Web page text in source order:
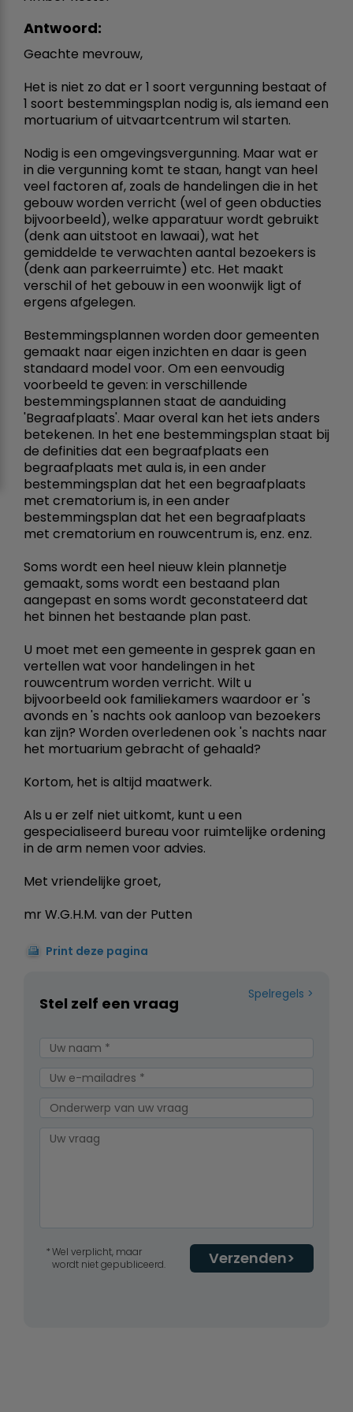
Antwoord:
Geachte mevrouw,
Het is niet zo dat er 1 soort vergunning bestaat of
1 soort bestemmingsplan nodig is, als iemand een
mortuarium of uitvaartcentrum wil starten.
Nodig is een omgevingsvergunning. Maar wat er
in die vergunning komt te staan, hangt van heel
veel factoren af, zoals de handelingen die in het
gebouw worden verricht (wel of geen obducties
bijvoorbeeld), welke apparatuur wordt gebruikt
(denk aan uitstoot en lawaai), wat het
gemiddelde te verwachten aantal bezoekers is
(denk aan parkeerruimte) etc. Het maakt
verschil of het gebouw in een woonwijk ligt of
ergens afgelegen.
Bestemmingsplannen worden door gemeenten
gemaakt naar eigen inzichten en daar is geen
standaard model voor. Om een eenvoudig
voorbeeld te geven: in verschillende
bestemmingsplannen staat de aanduiding
'Begraafplaats'. Maar overal kan het iets anders
betekenen. In het ene bestemmingsplan staat bij
de definities dat een begraafplaats een
begraafplaats met aula is, in een ander
bestemmingsplan dat het een begraafplaats
met crematorium is, in een ander
bestemmingsplan dat het een begraafplaats
met crematorium en rouwcentrum is, enz. enz.
Soms wordt een heel nieuw klein plannetje
gemaakt, soms wordt een bestaand plan
aangepast en soms wordt geconstateerd dat
het binnen het bestaande plan past.
U moet met een gemeente in gesprek gaan en
vertellen wat voor handelingen in het
rouwcentrum worden verricht. Wilt u
bijvoorbeeld ook familiekamers waardoor er 's
avonds en 's nachts ook aanloop van bezoekers
kan zijn? Worden overledenen ook 's nachts naar
het mortuarium gebracht of gehaald?
Kortom, het is altijd maatwerk.
Als u er zelf niet uitkomt, kunt u een
gespecialiseerd bureau voor ruimtelijke ordening
in de arm nemen voor advies.
Met vriendelijke groet,
mr W.G.H.M. van der Putten
Print deze pagina
Spelregels
Stel zelf een vraag
Verzenden
Wel verplicht, maar
wordt niet gepubliceerd.